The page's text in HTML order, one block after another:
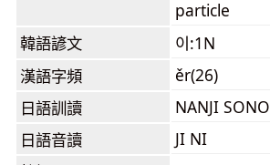
particle
韓語諺文
이:1N
漢語字頻
ěr(26)
日語訓讀
NANJI
日語音讀
JI NI